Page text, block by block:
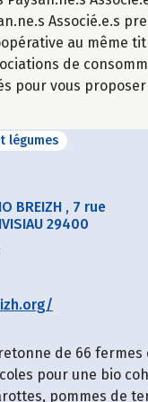
Associé.e.s
au même
de
pour vous
légumes
producteur
BREIZH , 7 rue
29400
de 66 fermes
pour une bio
pommes de